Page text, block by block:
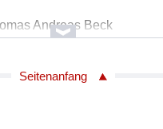
Andreas Beck
Seitenanfang